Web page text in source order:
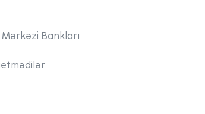
Bankları